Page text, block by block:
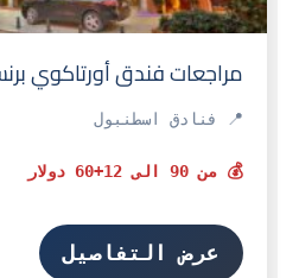
مراجعات فندق أورتاكوي
📍 فنادق اسطنبول
💰 من 90 الى 12+60 دولار
عرض التفاصيل